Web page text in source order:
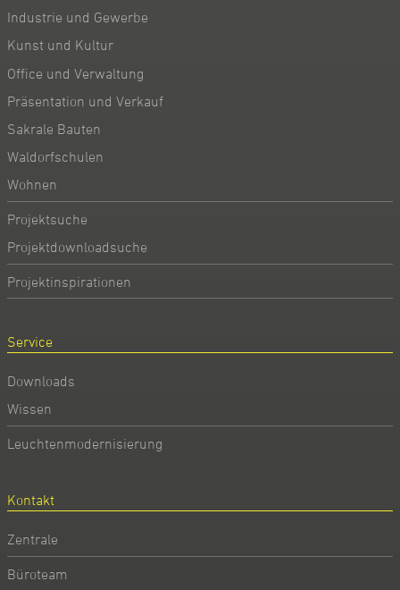
Industrie und Gewerbe
Kunst und Kultur
Office und Verwaltung
Präsentation und Verkauf
Sakrale Bauten
Waldorfschulen
Wohnen
Projektsuche
Projektdownloadsuche
Projektinspirationen
Service
Downloads
Wissen
Leuchtenmodernisierung
Kontakt
Zentrale
Büroteam